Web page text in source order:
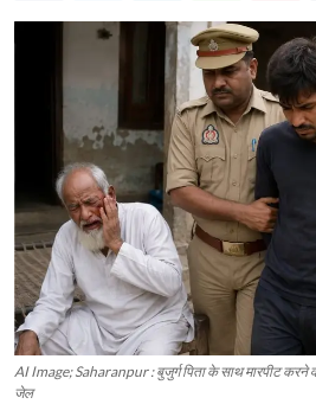
AI Image; Saharanpur : बुजुर्ग पिता के साथ मारपीट करने
जेल